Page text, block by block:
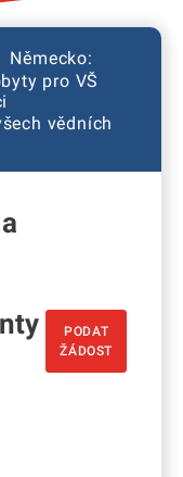
Německo:
pro VŠ
vědních
PODAT
ŽÁDOST